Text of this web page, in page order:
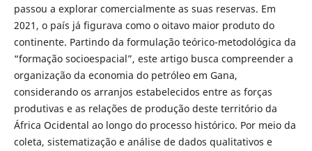
passou a explorar comercialmente as suas reservas. Em
2021, o país já figurava como o oitavo maior produto do
continente. Partindo da formulação teórico-metodológica da
“formação socioespacial”, este artigo busca compreender a
organização da economia do petróleo em Gana,
considerando os arranjos estabelecidos entre as forças
produtivas e as relações de produção deste território da
África Ocidental ao longo do processo histórico. Por meio da
coleta, sistematização e análise de dados qualitativos e